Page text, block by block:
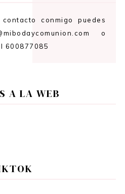
conmigo puedes
o
600877085
A LA WEB